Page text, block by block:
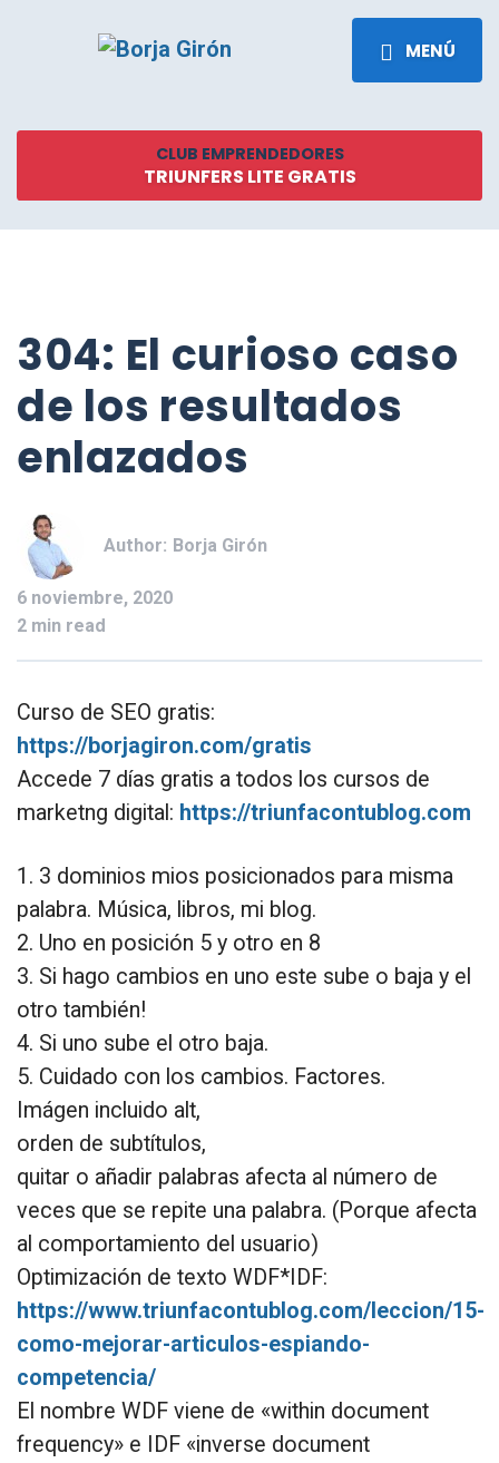
MENÚ
CLUB EMPRENDEDORES
TRIUNFERS LITE GRATIS
304: El curioso caso
de los resultados
enlazados
Author: Borja Girón
6 noviembre, 2020
2 min read
Curso de SEO gratis:
https://borjagiron.com/gratis
Accede 7 días gratis a todos los cursos de
marketng digital: https://triunfacontublog.com
1. 3 dominios mios posicionados para misma
palabra. Música, libros, mi blog.
2. Uno en posición 5 y otro en 8
3. Si hago cambios en uno este sube o baja y el
otro también!
4. Si uno sube el otro baja.
5. Cuidado con los cambios. Factores.
Imágen incluido alt,
orden de subtítulos,
quitar o añadir palabras afecta al número de
veces que se repite una palabra. (Porque afecta
al comportamiento del usuario)
Optimización de texto WDF*IDF:
https://www.triunfacontublog.com/leccion/15-
como-mejorar-articulos-espiando-
competencia/
El nombre WDF viene de «within document
frequency» e IDF «inverse document